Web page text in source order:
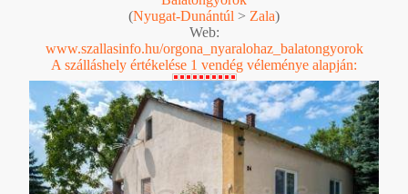
(Nyugat-Dunántúl > Zala)
Web:
www.szallasinfo.hu/orgona_nyaralohaz_balatongyorok
A szálláshely értékelése 1 vendég véleménye alapján: